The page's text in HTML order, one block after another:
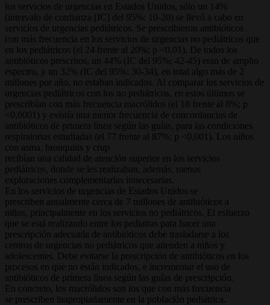
los servicios de urgencias en Estados Unidos, sólo un 14%
(intervalo de confianza [IC] del 95%: 10-20) se llevó a cabo en
servicios de urgencias pediátricos. Se prescribieron antibióticos
con más frecuencia en los servicios de urgencias no pediátricos que
en los pediátricos (el 24 frente al 20%; p <0,01). De todos los
antibióticos prescritos, un 44% (IC del 95%: 42-45) eran de amplio
espectro, y un 32% (IC del 95%: 30-34), en total algo más de 2
millones por año, no estaban indicados. Al comparar los servicios de
urgencias pediátricos con los no pediátricos, en estos últimos se
prescribían con más frecuencia macrólidos (el 18 frente al 8%; p
<0,0001) y existía una menor frecuencia de concordancias de
antibióticos de primera línea según las guías, para las condiciones
respiratorias estudiadas (el 77 frente al 87%; p <0,001). Los niños
con asma, bronquitis y crup
recibían una calidad de atención superior en los servicios
pediátricos, donde se les realizaban, además, menos
exploraciones complementarias innecesarias.
En los servicios de urgencias de Estados Unidos se
prescriben anualmente cerca de 7 millones de antibióticos a
niños, principalmente en los servicios no pediátricos. El esfuerzo
que se está realizando entre los pediatras para hacer una
prescripción adecuada de antibióticos debe trasladarse a los
centros de urgencias no pediátricos que atienden a niños y
adolescentes. Debe evitarse la prescripción de antibióticos en los
procesos en que no están indicados, e incrementar el uso de
antibióticos de primera línea según las guías de prescripción.
En concreto, los macrólidos son los que con más frecuencia
se prescriben inapropiadamente en la población pediátrica.